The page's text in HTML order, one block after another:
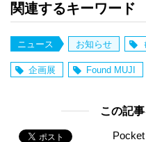
関連するキーワード
ニュース お知らせ
企画展 Found MUJI
この記
Pocket